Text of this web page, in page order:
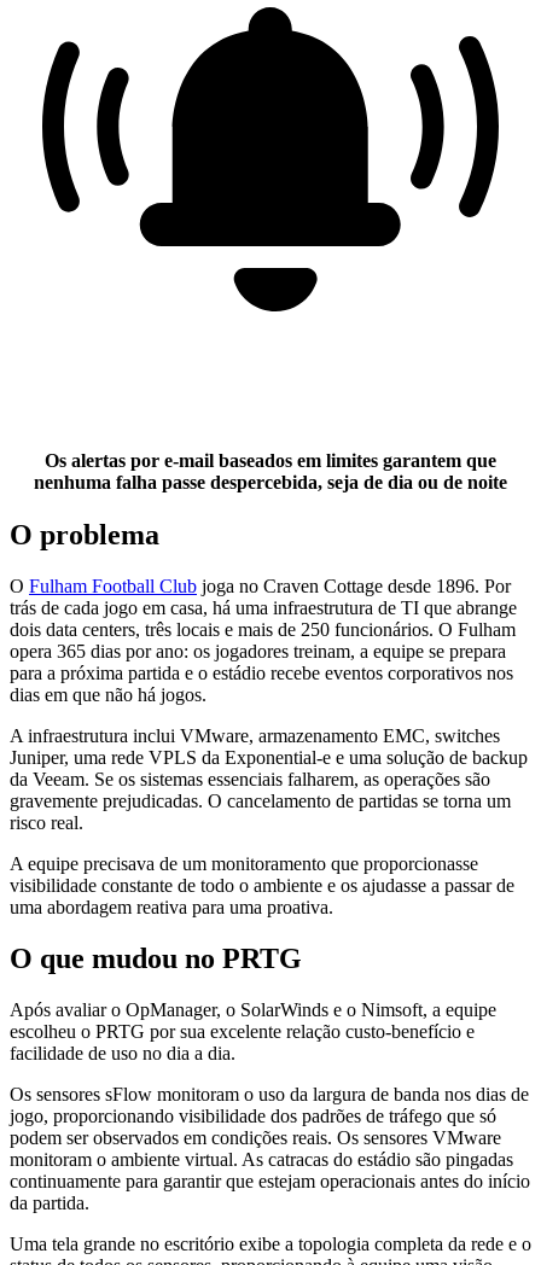
Os alertas por e-mail baseados em limites garantem que
nenhuma falha passe despercebida, seja de dia ou de noite
O problema
O Fulham Football Club joga no Craven Cottage desde 1896. Por
trás de cada jogo em casa, há uma infraestrutura de TI que abrange
dois data centers, três locais e mais de 250 funcionários. O Fulham
opera 365 dias por ano: os jogadores treinam, a equipe se prepara
para a próxima partida e o estádio recebe eventos corporativos nos
dias em que não há jogos.
A infraestrutura inclui VMware, armazenamento EMC, switches
Juniper, uma rede VPLS da Exponential-e e uma solução de backup
da Veeam. Se os sistemas essenciais falharem, as operações são
gravemente prejudicadas. O cancelamento de partidas se torna um
risco real.
A equipe precisava de um monitoramento que proporcionasse
visibilidade constante de todo o ambiente e os ajudasse a passar de
uma abordagem reativa para uma proativa.
O que mudou no PRTG
Após avaliar o OpManager, o SolarWinds e o Nimsoft, a equipe
escolheu o PRTG por sua excelente relação custo-benefício e
facilidade de uso no dia a dia.
Os sensores sFlow monitoram o uso da largura de banda nos dias de
jogo, proporcionando visibilidade dos padrões de tráfego que só
podem ser observados em condições reais. Os sensores VMware
monitoram o ambiente virtual. As catracas do estádio são pingadas
continuamente para garantir que estejam operacionais antes do início
da partida.
Uma tela grande no escritório exibe a topologia completa da rede e o